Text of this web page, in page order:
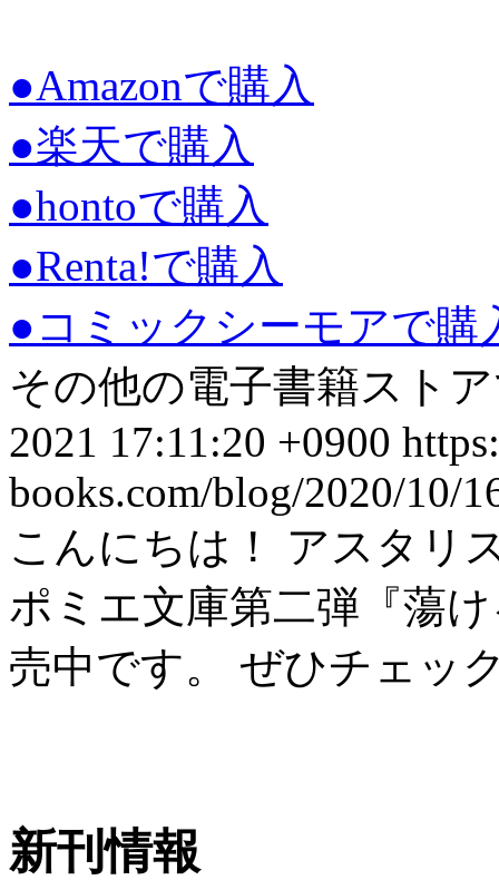
●Amazonで購入
●楽天で購入
●hontoで購入
●Renta!で購入
●コミックシーモアで購
その他の電子書籍スト
2021 17:11:20 +0900
books.com/blog/2020/10/
こんにちは！ アスタリ
ポミエ文庫第二弾『蕩
売中です。 ぜひチェッ
新刊情報